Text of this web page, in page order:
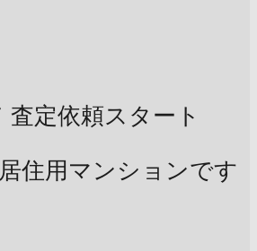
査定依頼スタート
住用マンションです